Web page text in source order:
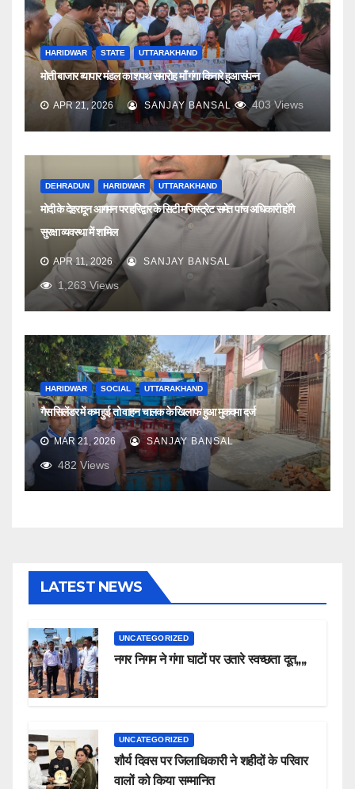
HARIDWAR STATE UTTARAKHAND
मोती बाजार व्यापार मंडल का शपथ समारोह माँ गंगा किनारे हुआ संपन्न
APR 21, 2026 SANJAY BANSAL 403Views
DEHRADUN HARIDWAR UTTARAKHAND
मोदी के देहरादून आगमन पर हरिद्वार के सिटी मजिस्ट्रेट समेत पांच अधिकारी होंगे
सुरक्षा व्यवस्था में शामिल
APR 11, 2026 SANJAY BANSAL
1,263 Views
HARIDWAR SOCIAL UTTARAKHAND
गैस सिलेंडर में कम हुई तो वाहन चालक के खिलाफ हुआ मुकदमा दर्ज
MAR 21, 2026 SANJAY BANSAL
482 Views
LATEST NEWS
UNCATEGORIZED
नगर निगम ने गंगा घाटों पर उतारे स्वच्छता दूत,,,,
UNCATEGORIZED
शौर्य दिवस पर जिलाधिकारी ने शहीदों के परिवार
वालों को किया सम्मानित